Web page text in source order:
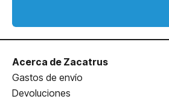
Acerca de Zacatrus
Gastos de envío
Devoluciones